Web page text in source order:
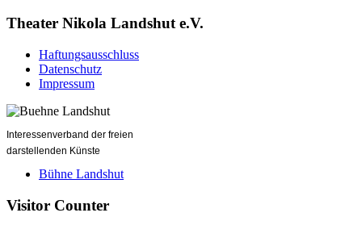
Theater Nikola Landshut e.V.
Haftungsausschluss
Datenschutz
Impressum
Interessenverband der freien
darstellenden Künste
Bühne Landshut
Visitor Counter